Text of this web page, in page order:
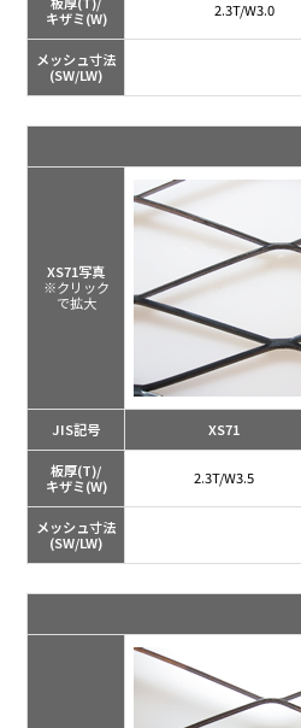
キザミ(W)
2.3T/W3.0
メッシュ寸法
(SW/LW)
XS71写真
※クリック
で拡大
JIS記号 XS71
板厚(T)/
キザミ(W)
2.3T/W3.5
メッシュ寸法
(SW/LW)